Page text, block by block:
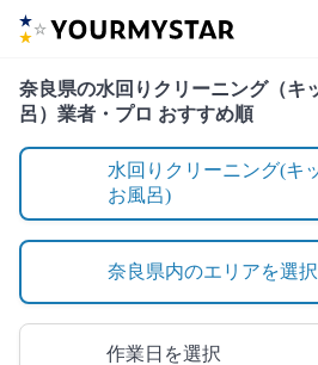
奈良県の水回りクリーニング（キ
呂）業者・プロ おすすめ順
水回りクリーニング(キ
お風呂)
奈良県内のエリアを選択
作業日を選択